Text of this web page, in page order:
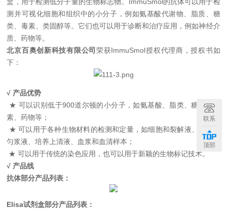
测并可视化细胞和组织中的小分子，例如氨基酸代谢物、脂质、糖
类、毒素、类固醇等。它们也可以用于诊断和治疗应用，例如神经介
质、药物等。
北京百奥创新科技有限公司 荣获ImmuSmol授权代理商，授权书如
下：
√ 产品优势
★ 可以识别低于900道尔顿的小分子，如氨基酸、脂类、糖类、毒
素、药物等；
★ 可以用于各种生物材料的检测和定量，如细胞和裂解液、组织和
匀浆液、培养上清液、血浆和血清样本；
★ 可以用于传统的染色应用，也可以用于新颖的生物标记技术。
√ 产品线
抗体部分产品列表：
Elisa试剂盒部分产品列表：
联系
顶部